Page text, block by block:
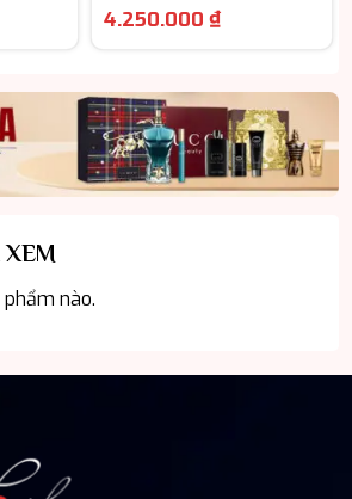
₫.
Scent - Hương gỗ
4.250.000 ₫Giá
là:
4.250.000
nào.